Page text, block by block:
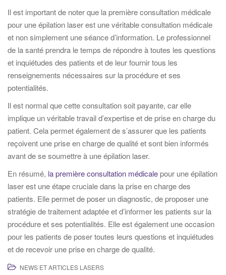
Il est important de noter que la première consultation médicale
pour une épilation laser est une véritable consultation médicale
et non simplement une séance d’information. Le professionnel
de la santé prendra le temps de répondre à toutes les questions
et inquiétudes des patients et de leur fournir tous les
renseignements nécessaires sur la procédure et ses
potentialités.
Il est normal que cette consultation soit payante, car elle
implique un véritable travail d’expertise et de prise en charge du
patient. Cela permet également de s’assurer que les patients
reçoivent une prise en charge de qualité et sont bien informés
avant de se soumettre à une épilation laser.
En résumé, la première consultation médicalepour une épilation
laser est une étape cruciale dans la prise en charge des
patients. Elle permet de poser un diagnostic, de proposer une
stratégie de traitement adaptée et d’informer les patients sur la
procédure et ses potentialités. Elle est également une occasion
pour les patients de poser toutes leurs questions et inquiétudes
et de recevoir une prise en charge de qualité.
NEWS ET ARTICLES LASERS